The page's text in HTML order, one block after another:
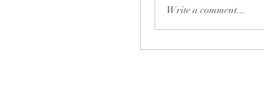
Write a comment...